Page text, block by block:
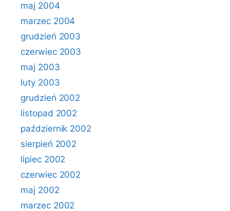
maj 2004
marzec 2004
grudzień 2003
czerwiec 2003
maj 2003
luty 2003
grudzień 2002
listopad 2002
październik 2002
sierpień 2002
lipiec 2002
czerwiec 2002
maj 2002
marzec 2002